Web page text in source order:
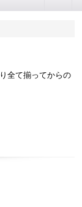
全て揃ってからの